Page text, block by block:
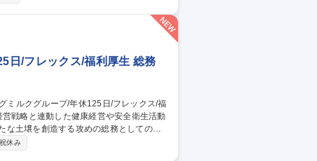
クあふれる“会社”を創る」ために「いつ
す 募集職種 ■システムア
日/フレックス/福利厚生 総務
な土壌を創造する攻めの総務としての役
休み